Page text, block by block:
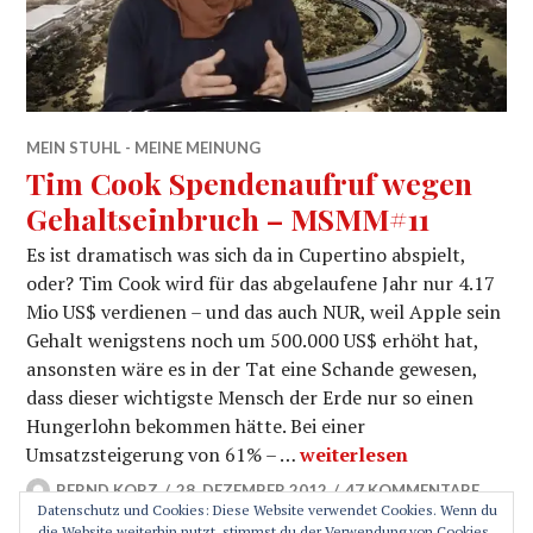
MEIN STUHL - MEINE MEINUNG
Tim Cook Spendenaufruf wegen
Gehaltseinbruch – MSMM#11
Es ist dramatisch was sich da in Cupertino abspielt,
oder? Tim Cook wird für das abgelaufene Jahr nur 4.17
Mio US$ verdienen – und das auch NUR, weil Apple sein
Gehalt wenigstens noch um 500.000 US$ erhöht hat,
ansonsten wäre es in der Tat eine Schande gewesen,
dass dieser wichtigste Mensch der Erde nur so einen
Hungerlohn bekommen hätte. Bei einer
Umsatzsteigerung von 61% – …Tim Cook
weiterlesen
BERND KORZ 28. DEZEMBER 2012 47 KOMMENTARE
Datenschutz und Cookies: Diese Website verwendet Cookies. Wenn du